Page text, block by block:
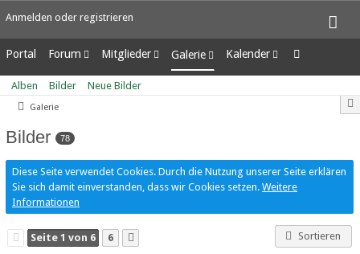
Anmelden oder registrieren
Portal Forum
Unerledigte Themen
Mitglieder
Letzte Aktivitäten
Benutzer online
Galerie
Alben
Bilder
Kalender
Wochenansicht
Tagesansicht
Alben Bilder Neue Bilder
Galerie
Bilder 78
Diese Seite verwendet Cookies. Durch die Nutzung unserer Seite erklären
Sie sich damit einverstanden, dass wir Cookies setzen. Weitere
Informationen
Seite 1 von 6 6 Sortieren